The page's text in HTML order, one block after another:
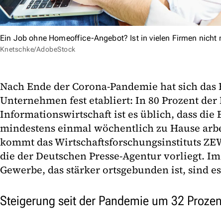
Ein Job ohne Homeoffice-Angebot? Ist in vielen Firmen nicht
Knetschke/AdobeStock
Nach Ende der Corona-Pandemie hat sich
Unternehmen fest etabliert: In 80 Prozent
Informationswirtschaft ist es üblich, dass die
mindestens einmal wöchentlich zu Hause
kommt das Wirtschaftsforschungsinstituts
die der Deutschen Presse-Agentur vorliegt.
Gewerbe, das stärker ortsgebunden ist, sind
Steigerung seit der Pandemie um 32